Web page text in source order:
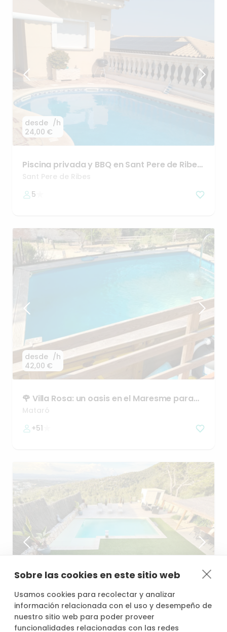
Sobre las cookies en este sitio web
Usamos cookies para recolectar y analizar
información relacionada con el uso y desempeño de
nuestro sitio web para poder proveer
funcionalidades relacionadas con las redes
desde
24,00 €
/h
Piscina privaday BBQ en Sant Pere de Ribes
🌿
Sant Pere de Ribes
5
desde
42,00 €
/h
🌹 Villa Rosa: un oasis enel Maresme para
disfrutar
Mataró
+51
desde
45,60 €
/h